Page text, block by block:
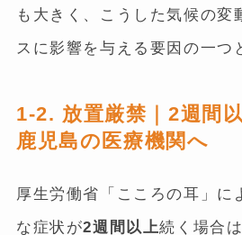
も大きく、こうした気候の変
スに影響を与える要因の一つ
1-2. 放置厳禁｜2週間
鹿児島の医療機関へ
厚生労働省「こころの耳」に
な症状が2週間以上続く場合